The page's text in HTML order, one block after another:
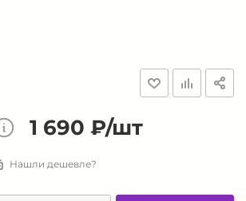
1 690 ₽/шт
Нашли дешевле?